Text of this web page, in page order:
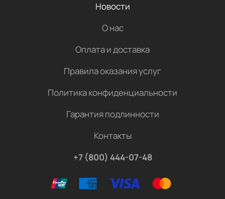
Новости
О нас
Оплата и доставка
Правила оказания услуг
Политика конфиденциальности
Гарантия подлинности
Контакты
+7 (800) 444-07-48